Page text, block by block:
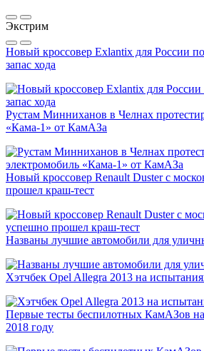
Экстрим
Новый кроссовер Exlantix для России
запас хода
Рустам Минниханов в Челнах
«Кама-1» от КамАЗа
Новый кроссовер Renault Duster с
прошел краш-тест
Названы лучшие автомобили для
Хэтчбек Opel Allegra 2013 на
Первые тесты беспилотных КамАЗов
2018 году